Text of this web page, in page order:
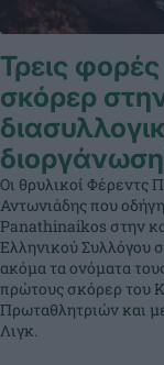
Τρεις
σκόρερ
Οι θρυλικοί Φέρεντς
Αντωνιάδης που
Panathinaikos στην
Ελληνικού Συλλόγου
ακόμα τα ονόματα
πρώτους σκόρερ του
Πρωταθλητριών και
Λιγκ.